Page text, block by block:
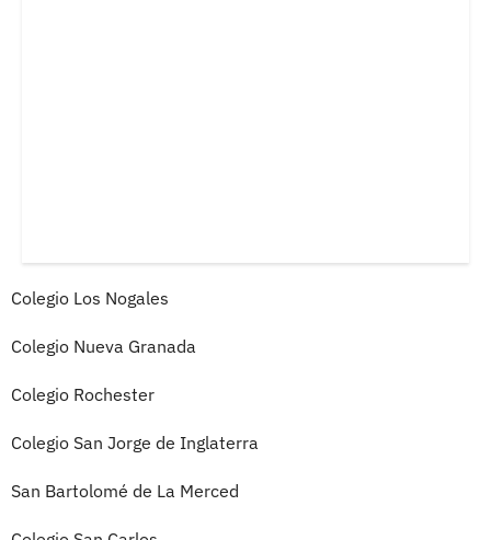
Colegio Los Nogales
Colegio Nueva Granada
Colegio Rochester
Colegio San Jorge de Inglaterra
San Bartolomé de La Merced